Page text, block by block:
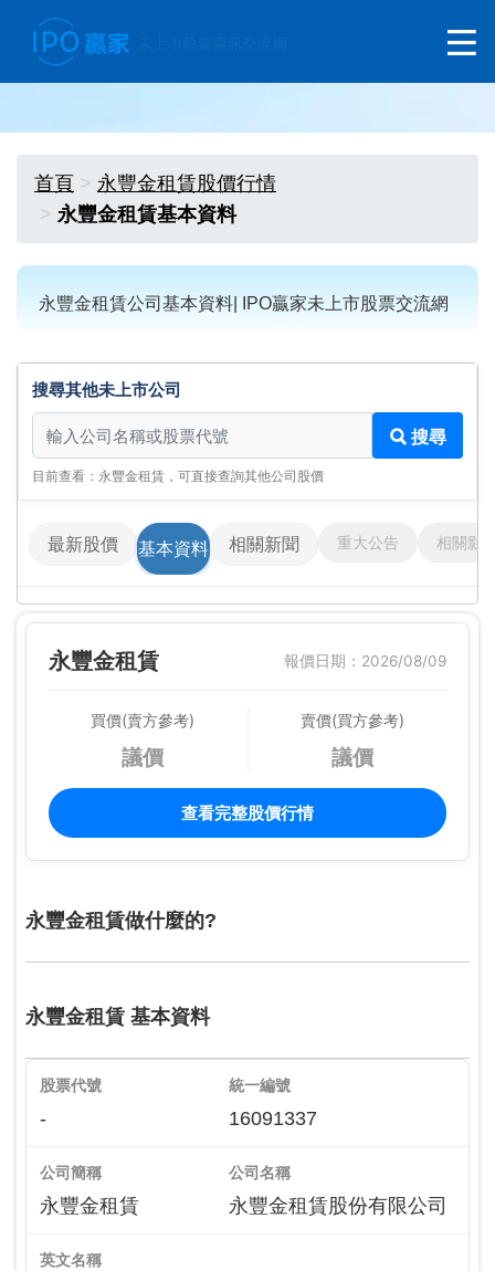
首頁
永豐金租賃股價行情
永豐金租賃基本資料
永豐金租賃公司基本資料| IPO贏家未上市股票交流網
搜尋其他未上市公司
搜尋其他未上市公司
搜尋
目前查看：永豐金租賃，可直接查詢其他公司股價
最新股價 基本資料 相關新聞 重大公告 相關影
永豐金租賃 報價日期：2026/08/09
買價(賣方參考)
議價
賣價(買方參考)
議價
查看完整股價行情
永豐金租賃做什麼的?
永豐金租賃 基本資料
股票代號
-
統一編號
16091337
公司簡稱
永豐金租賃
公司名稱
永豐金租賃股份有限公司
英文名稱